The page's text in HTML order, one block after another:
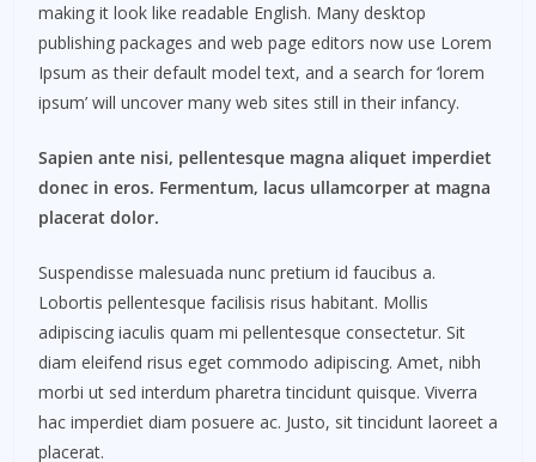
making it look like readable English. Many desktop
publishing packages and web page editors now use Lorem
Ipsum as their default model text, and a search for ‘lorem
ipsum’ will uncover many web sites still in their infancy.
Sapien ante nisi, pellentesque magna aliquet imperdiet
donec in eros. Fermentum, lacus ullamcorper at magna
placerat dolor.
Suspendisse malesuada nunc pretium id faucibus a.
Lobortis pellentesque facilisis risus habitant. Mollis
adipiscing iaculis quam mi pellentesque consectetur. Sit
diam eleifend risus eget commodo adipiscing. Amet, nibh
morbi ut sed interdum pharetra tincidunt quisque. Viverra
hac imperdiet diam posuere ac. Justo, sit tincidunt laoreet a
placerat.